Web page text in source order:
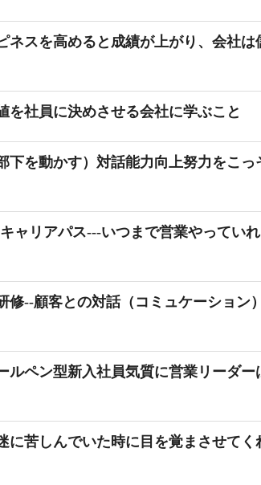
ネスを高めると成績が上がり、会社は
を社員に決めさせる会社に学ぶこと
下を動かす）対話能力向上努力をこ
ャリアパス---いつまで営業やってい
修--顧客との対話（コミュケーション
ルペン型新入社員気質に営業リーダー
に苦しんでいた時に目を覚まさせて